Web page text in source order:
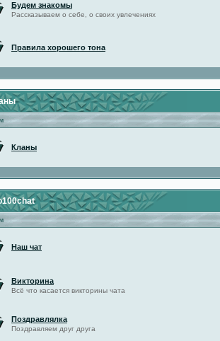
Будем знакомы
Рассказываем о себе, о своих увлечениях
Правила хорошего тона
Кланы
Наш чат
Викторина
Всё что касается викторины чата
Поздравлялка
Поздравляем друг друга